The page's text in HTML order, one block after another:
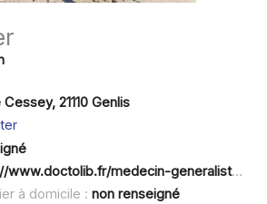
Cessey, 21110 Genlis
medecin-generaliste/genlis/didier-alibert
à domicile : non renseigné